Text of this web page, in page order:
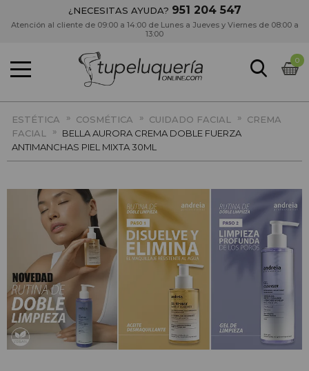
¿NECESITAS AYUDA? 951 204 547
Atención al cliente de 09:00 a 14:00 de Lunes a Jueves y Viernes de 08:00 a
13:00
0
ESTÉTICA » COSMÉTICA » CUIDADO FACIAL » CREMA
FACIAL
» BELLA AURORA CREMA DOBLE FUERZA
ANTIMANCHAS PIEL MIXTA 30ML